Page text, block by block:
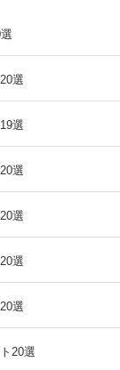
選
選
選
選
選
選
20選